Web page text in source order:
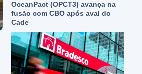
OceanPact (OPCT3) avança na
fusão com CBO após aval do
Cade